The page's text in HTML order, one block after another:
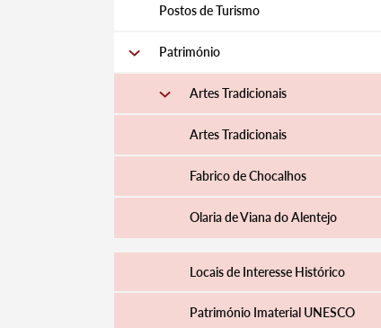
Postos de Turismo
Património
Artes Tradicionais
Artes Tradicionais
Fabrico de Chocalhos
Olaria de Viana do Alentejo
Locais de Interesse Histórico
Património Imaterial UNESCO